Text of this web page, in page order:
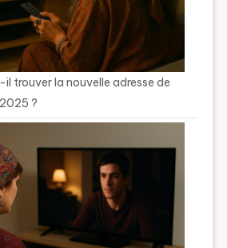
trouver la nouvelle adresse de
?